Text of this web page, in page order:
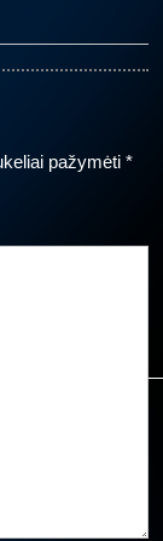
pažymėti *